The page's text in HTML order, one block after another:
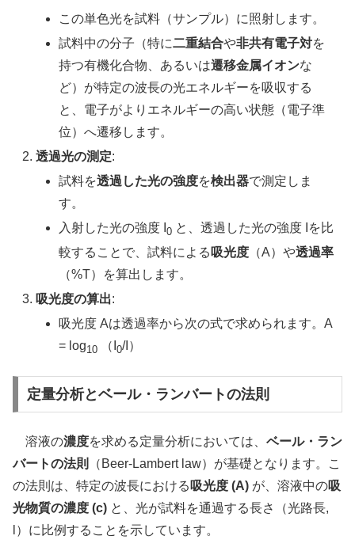
この単色光を試料（サンプル）に照射します。
試料中の分子（特に二重結合や非共有電子対を
持つ有機化合物、あるいは遷移金属イオンな
ど）が特定の波長の光エネルギーを吸収する
と、電子がよりエネルギーの高い状態（電子準
位）へ遷移します。
透過光の測定:
試料を透過した光の強度を検出器で測定しま
す。
入射した光の強度 I0 と、透過した光の強度 Iを比
較することで、試料による 吸光度 （A）や透過率
（%T）を算出します。
吸光度の算出:
吸光度 Aは透過率から次の式で求められます。A
= log10 （I0/I）
定量分析とベール・ランバートの法則
溶液の濃度を求める定量分析においては、 ベール・ラン
バートの法則
（Beer-Lambert law）が基礎となります。こ
の法則は、特定の波長における 吸光度 (A) が、溶液中の吸
光物質の濃度 (c) と、光が試料を通過する長さ（光路長,
l）に比例することを示しています。